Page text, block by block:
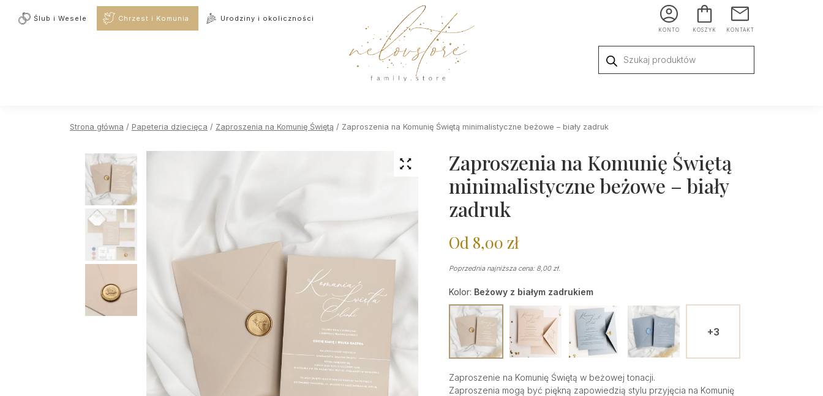
KONTO KOSZYK KONTAKT
produktów
Ślub i Wesele Chrzest i Komunia Urodziny i okoliczności
Strona główna / Papeteria dziecięca / Zaproszenia na Komunię Świętą / Zaproszenia na Komunię Świętą minimalistyczne beżowe – biały zadruk
Zaproszenia na Komunię Świętą
minimalistyczne beżowe – biały
zadruk
Od 8,00 zł
Poprzednia najniższa cena: 8,00 zł.
Kolor: Beżowy z białym zadrukiem
+3
Zaproszenie na Komunię Świętą w beżowej tonacji.
Zaproszenia mogą być piękną zapowiedzią stylu przyjęcia na Komunię